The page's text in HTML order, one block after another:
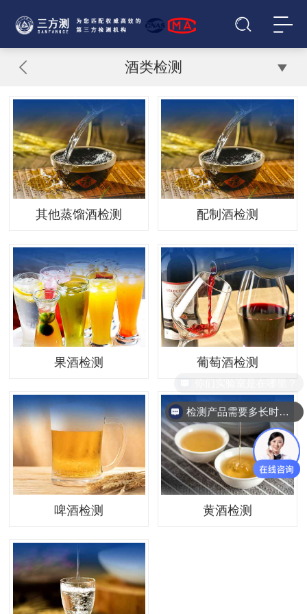
酒类检测
其他蒸馏酒检测 配制酒检测
果酒检测 葡萄酒检测
啤酒检测 黄酒检测
检测产品需要多长时间？
你们实验室是在哪里？